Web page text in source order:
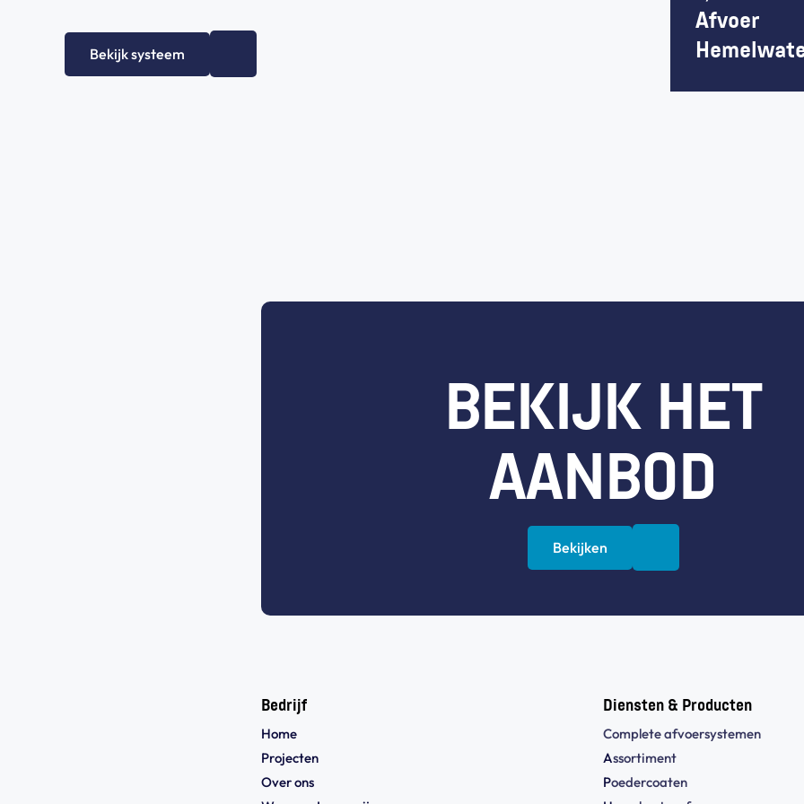
Bekijk systeem
Afvoer
BEKIJK HET
AANBOD
Bekijken
Bedrijf
Home
Projecten
Over ons
Diensten & Producten
Complete afvoersystemen
Assortiment
Poedercoaten